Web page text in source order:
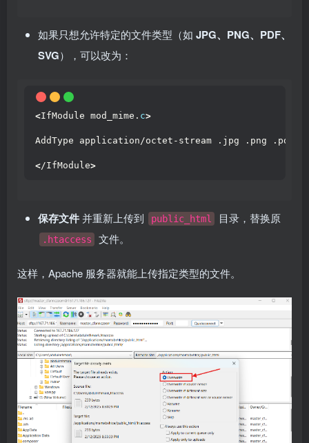
如果只想允许特定的文件类型（如 JPG、PNG、PDF、
SVG），可以改为：
<IfModule mod_mime. c>
AddType application/octet-stream .jpg .png .pdf
</IfModule>
保存文件并重新上传到 public_html 目录，替换原
.htaccess 文件。
这样，Apache 服务器就能上传指定类型的文件。